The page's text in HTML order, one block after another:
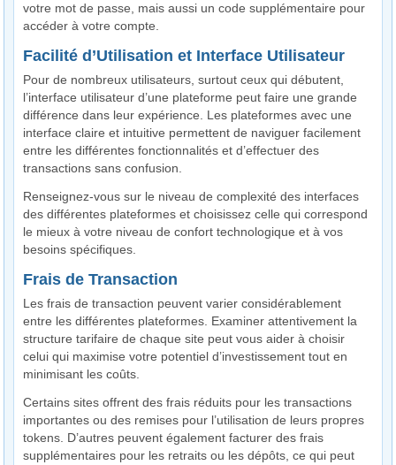
votre mot de passe, mais aussi un code supplémentaire pour
accéder à votre compte.
Facilité d’Utilisation et Interface Utilisateur
Pour de nombreux utilisateurs, surtout ceux qui débutent,
l’interface utilisateur d’une plateforme peut faire une grande
différence dans leur expérience. Les plateformes avec une
interface claire et intuitive permettent de naviguer facilement
entre les différentes fonctionnalités et d’effectuer des
transactions sans confusion.
Renseignez-vous sur le niveau de complexité des interfaces
des différentes plateformes et choisissez celle qui correspond
le mieux à votre niveau de confort technologique et à vos
besoins spécifiques.
Frais de Transaction
Les frais de transaction peuvent varier considérablement
entre les différentes plateformes. Examiner attentivement la
structure tarifaire de chaque site peut vous aider à choisir
celui qui maximise votre potentiel d’investissement tout en
minimisant les coûts.
Certains sites offrent des frais réduits pour les transactions
importantes ou des remises pour l’utilisation de leurs propres
tokens. D’autres peuvent également facturer des frais
supplémentaires pour les retraits ou les dépôts, ce qui peut